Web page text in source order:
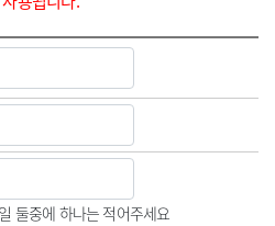
둘중에 하나는 적어주세요